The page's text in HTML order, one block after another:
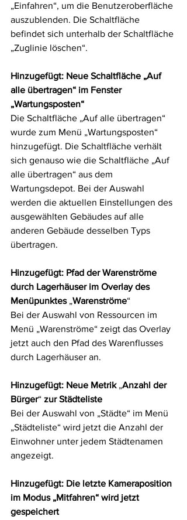
„Einfahren“, um die Benutzeroberfläche
auszublenden. Die Schaltfläche
befindet sich unterhalb der Schaltfläche
„Zuglinie löschen“.
Hinzugefügt: Neue Schaltfläche „Auf
alle übertragen“ im Fenster
„Wartungsposten“
Die Schaltfläche „Auf alle übertragen“
wurde zum Menü „Wartungsposten“
hinzugefügt. Die Schaltfläche verhält
sich genauso wie die Schaltfläche „Auf
alle übertragen“ aus dem
Wartungsdepot. Bei der Auswahl
werden die aktuellen Einstellungen des
ausgewählten Gebäudes auf alle
anderen Gebäude desselben Typs
übertragen.
Hinzugefügt: Pfad der Warenströme
durch Lagerhäuser im Overlay des
Menüpunktes „Warenströme“
Bei der Auswahl von Ressourcen im
Menü „Warenströme“ zeigt das Overlay
jetzt auch den Pfad des Warenflusses
durch Lagerhäuser an.
Hinzugefügt: Neue Metrik „Anzahl der
Bürger“ zur Städteliste
Bei der Auswahl von „Städte“ im Menü
„Städteliste“ wird jetzt die Anzahl der
Einwohner unter jedem Städtenamen
angezeigt.
Hinzugefügt: Die letzte Kameraposition
im Modus „Mitfahren“ wird jetzt
gespeichert